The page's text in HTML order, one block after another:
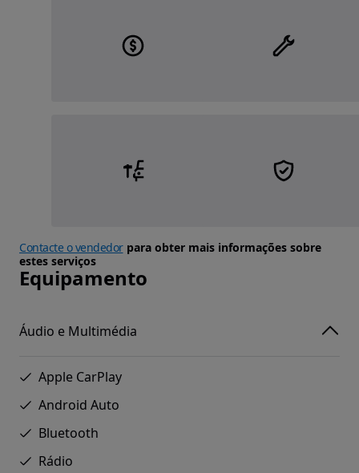
Contacte o vendedorpara obter mais informações sobre
estes serviços
Equipamento
Áudio e Multimédia
Apple CarPlay
Android Auto
Bluetooth
Rádio